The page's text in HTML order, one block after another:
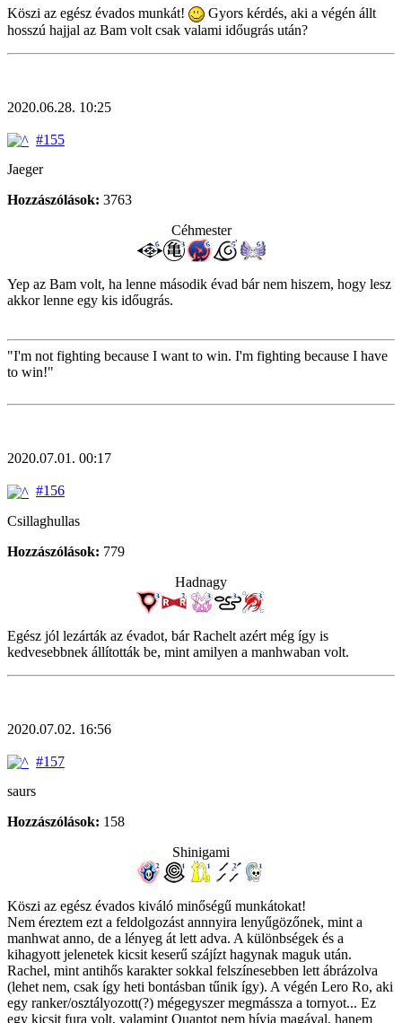
Köszi az egész évados munkát!
Gyors kérdés, aki a végén állt
hosszú hajjal az Bam volt csak valami időugrás után?
2020.06.28. 10:25
#155
Jaeger
Hozzászólások: 3763
Céhmester
Yep az Bam volt, ha lenne második évad bár nem hiszem, hogy lesz
akkor lenne egy kis időugrás.
"I'm not fighting because I want to win. I'm fighting because I have
to win!"
2020.07.01. 00:17
#156
Csillaghullas
Hozzászólások: 779
Hadnagy
Egész jól lezárták az évadot, bár Rachelt azért még így is
kedvesebbnek állították be, mint amilyen a manhwaban volt.
2020.07.02. 16:56
#157
saurs
Hozzászólások: 158
Shinigami
Köszi az egész évados kiváló minőségű munkátokat!
Nem éreztem ezt a feldolgozást annnyira lenyűgözőnek, mint a
manhwat anno, de a lényeg át lett adva. A különbségek és a
kihagyott jelenetek kicsit keserű szájízt hagynak maguk után.
Rachel, mint antihős karakter sokkal felszínesebben lett ábrázolva
(lehet nem, csak így heti bontásban tűnik így). A végén Lero Ro, aki
egy ranker/osztályozott(?) mégegyszer megmássza a tornyot... Ez
egy kicsit fura volt, valamint Quantot nem hívja magával, hanem